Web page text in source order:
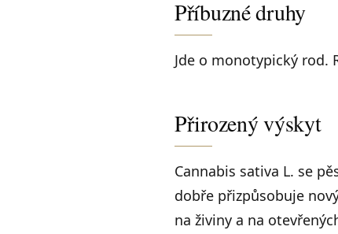
Příbuzné druhy
Jde o monotypický rod.
Přirozený výskyt
Cannabis sativa L. se
dobře přizpůsobuje
na živiny a na